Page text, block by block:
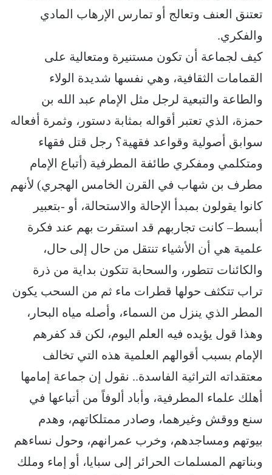
تعتنق العنف وتعالج أو تمارس الإرهاب المادي
والفكري.
كيف لجماعة أن تكون مستنيرة ومتعالية على
القمامات الثقافية، وهي نفسها شديدة الولاء
والطاعة والتبعية لرجل مثل الإمام عبد الله بن
حمزة، الذي تعتبر أقواله بمثابة دستور، وثمرة أفعاله
سوابق أصولية وقواعد فقهية؟ رجل قتل فقهاء
ومتكلمي ومفكري طائفة المطرفية (أتباع الإمام
مطرف بن شهاب في القرن الخامس الهجري) لأنهم
كانوا يقولون بمبدأ الإحالة والاستحالة، أو -بتعبير
أبسط– كانت تجاربهم قد استقرت بهم عند فكرة
علمية هي أن الأشياء تنتقل من حال إلى حال،
والكائنات تتطور، والسحابة تتكون بداية من ذرة
تراب تتكثف حولها قطرات ماء ثم من السحب يكون
المطر الذي ينزل من السماء، وأصله مياه البحار،
وهذا قول يؤيده فيه العلم اليوم، لكن قد كفرهم
الإمام بسبب أقوالهم العلمية هذه التي تخالف
معتقداته التراثية الفاسدة.. نقول إن جماعة إمامها
أهلك علماء المطرفية، وأباد ألوفاً من أتباعها في
سنع ووقش وغيرهما، وصادر ممتلكاتهم، وهدم
بيوتهم ومساجدهم، وخرب عمرانهم، وحول نساءهم
وبناتهم المسلمات الحرائر إلى سبايا، أو إماء وملك